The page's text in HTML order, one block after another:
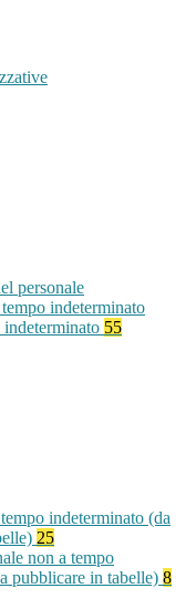
personale
indeterminato
indeterminato 55
indeterminato (da
25
non a tempo
pubblicare in tabelle) 8